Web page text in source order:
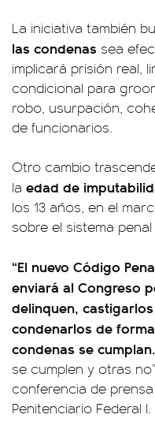
La iniciativa también
las condenas sea
implicará prisión real,
condicional para
robo, usurpación,
de funcionarios.
Otro cambio
la edad de
los 13 años, en el
sobre el sistema
“El nuevo Código
enviará al Congreso
delinquen,
condenarlos de
condenas se cumplan.
se cumplen y otras
conferencia de
Penitenciario Federal I.